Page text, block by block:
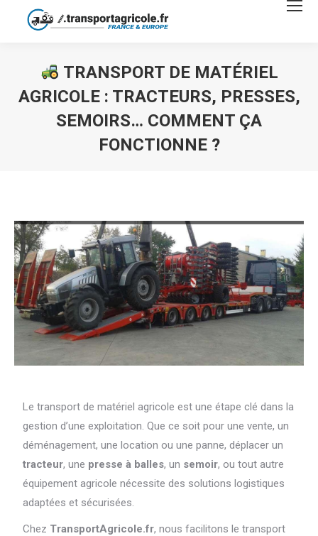
TRANSPORT DE MATÉRIEL
AGRICOLE : TRACTEURS, PRESSES,
SEMOIRS… COMMENT ÇA
FONCTIONNE ?
Le transport de matériel agricole est une étape clé dans la
gestion d’une exploitation. Que ce soit pour une vente, un
déménagement, une location ou une panne, déplacer un
tracteur, une presse à balles, un semoir, ou tout autre
équipement agricole nécessite des solutions logistiques
adaptées et sécurisées.
Chez TransportAgricole.fr, nous facilitons le transport